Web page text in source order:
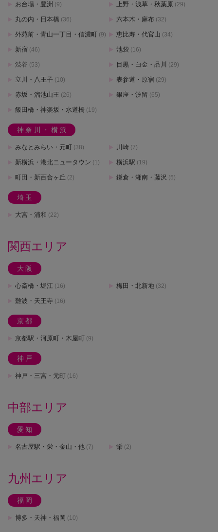
お台場・豊洲 (9) 上野・浅草・秋葉原 (29)
丸の内・日本橋 (36) 六本木・麻布 (32)
外苑前・青山一丁目・信濃町 (9) 恵比寿・代官山 (34)
新宿 (46) 池袋 (16)
渋谷 (53) 目黒・白金・品川 (29)
立川・八王子 (10) 表参道・原宿 (29)
赤坂・溜池山王 (26) 銀座・汐留 (65)
飯田橋・神楽坂・水道橋 (19)
神奈川・横浜
みなとみらい・元町 (38) 川崎 (7)
新横浜・港北ニュータウン (1) 横浜駅 (19)
町田・新百合ヶ丘 (2) 鎌倉・湘南・藤沢 (5)
埼玉
大宮・浦和 (22)
関西エリア
大阪
心斎橋・堀江 (16) 梅田・北新地 (32)
難波・天王寺 (16)
京都
京都駅・河原町・木屋町 (9)
神戸
神戸・三宮・元町 (16)
中部エリア
愛知
名古屋駅・栄・金山・他 (7) 栄 (2)
九州エリア
福岡
博多・天神・福岡 (10)